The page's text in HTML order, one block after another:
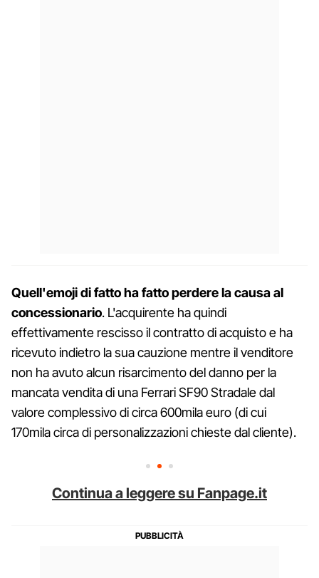
Quell'emoji di fatto ha fatto perdere la causa al
concessionario. L'acquirente ha quindi
effettivamente rescisso il contratto di acquisto e ha
ricevuto indietro la sua cauzione mentre il venditore
non ha avuto alcun risarcimento del danno per la
mancata vendita di una Ferrari SF90 Stradale dal
valore complessivo di circa 600mila euro (di cui
170mila circa di personalizzazioni chieste dal cliente).
Continua a leggere su Fanpage.it